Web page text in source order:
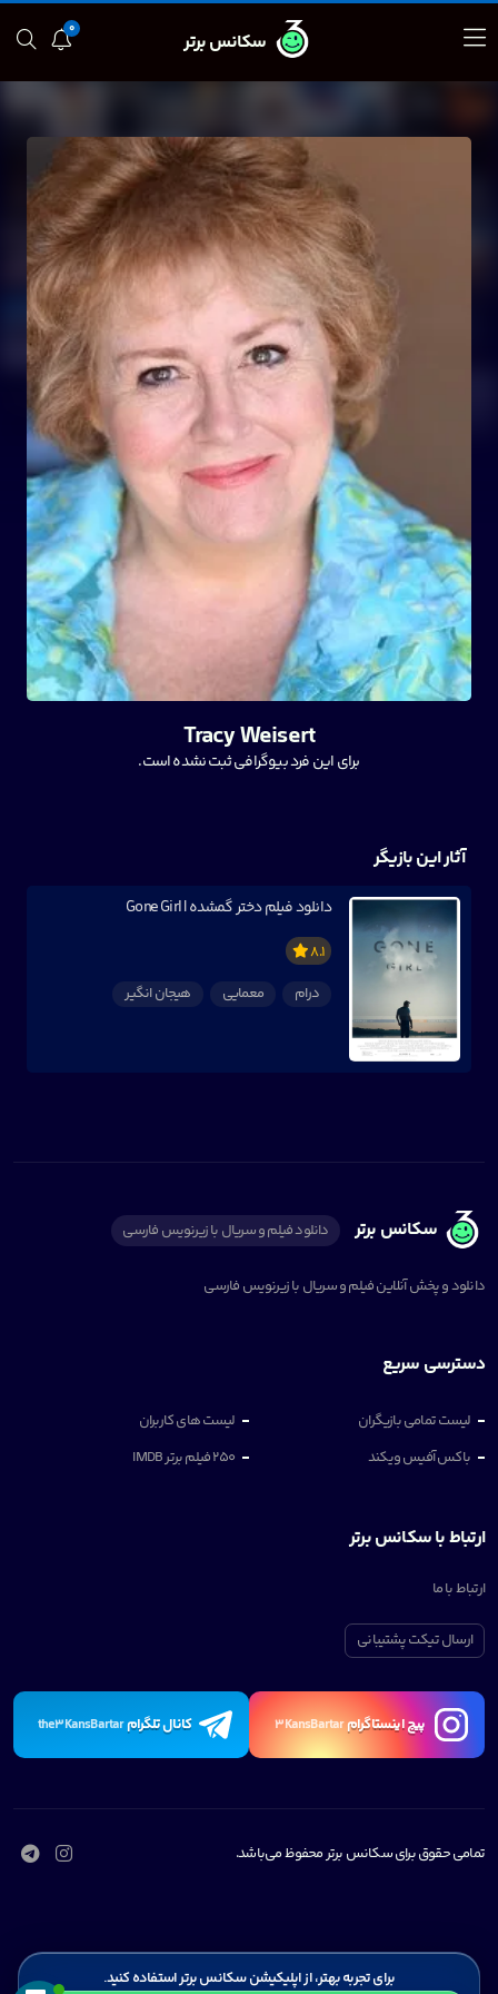
0
سکانس برتر
Tracy Weisert
برای این فرد بیوگرافی ثبت نشده است.
آثار این بازیگر
دانلود فیلم دختر گمشده | Gone Girl
8.1
درام
معمایی هیجان انگیر
سکانس برتر دانلود فیلم و سریال با زیرنویس فارسی
دانلود و پخش آنلاین فیلم و سریال با زیرنویس فارسی
دسترسی سریع
لیست تمامی بازیگران
لیست های کاربران
باکس آفیس ویکند
250 فیلم برتر IMDB
ارتباط با سکانس برتر
ارتباط با ما
ارسال تیکت پشتیبانی
پیچ اینستاگرام3KansBartar کانال تلگرامthe3KansBartar
تمامی حقوق برای سکانس برتر محفوظ می‌باشد.
برای تجربه بهتر، از اپلیکیشن سکانس برتر استفاده کنید.